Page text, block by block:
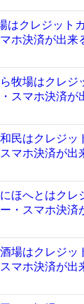
はクレジット
ホ決済が出来
牧場はクレジ
スマホ決済が
民はクレジッ
マホ決済が出
ほへとはクレ
・スマホ決済
場はクレジッ
マホ決済が出